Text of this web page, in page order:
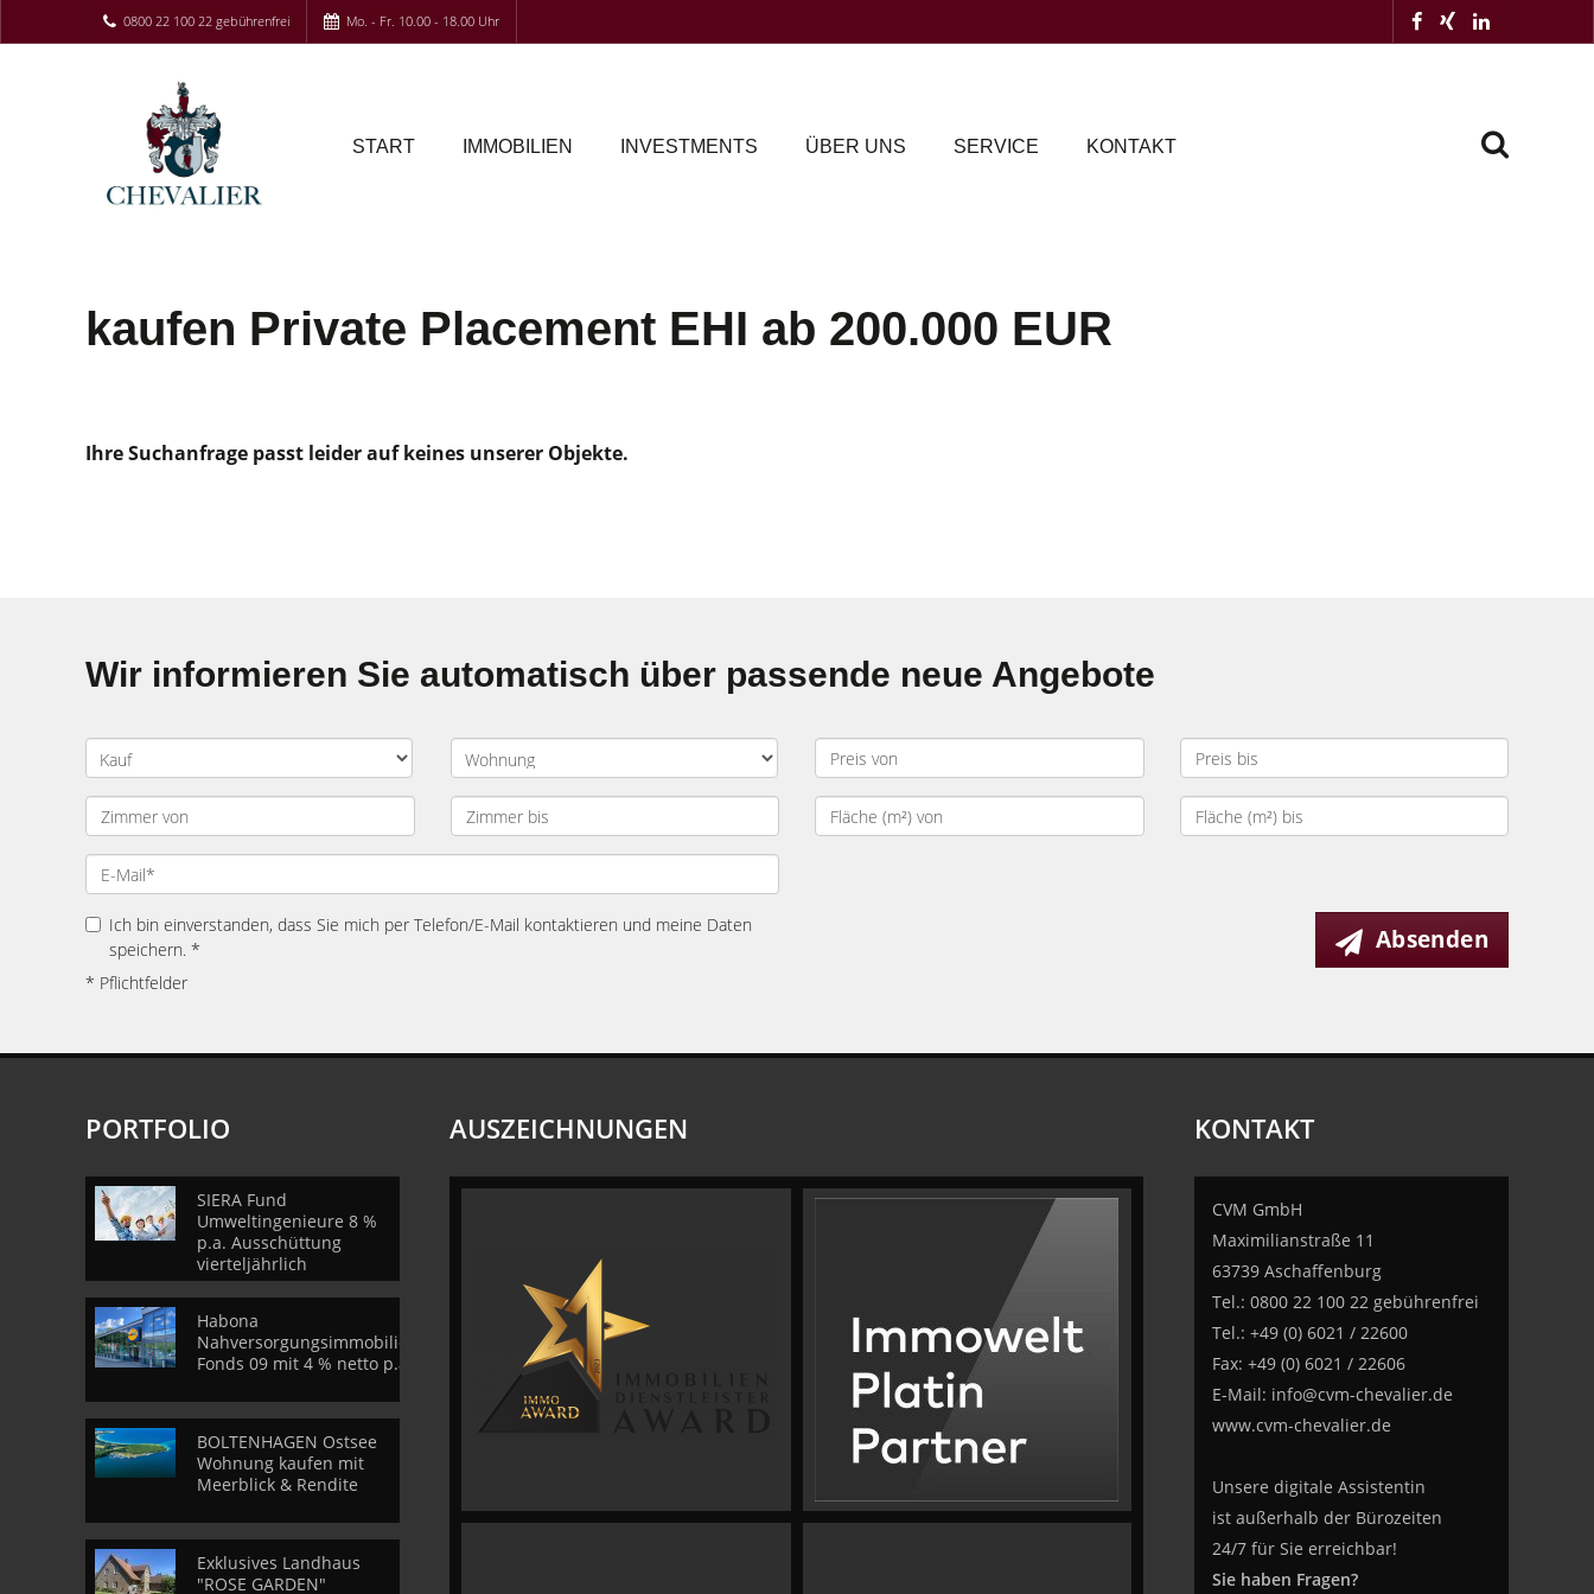
0800 22 100 22 gebührenfrei Mo. - Fr. 10.00 - 18.00 Uhr
START IMMOBILIEN INVESTMENTS ÜBER UNS SERVICE KONTAKT
kaufen Private Placement EHI ab 200.000 EUR
Ihre Suchanfrage passt leider auf keines unserer Objekte.
Wir informieren Sie automatisch über passende neue Angebote
Ich bin einverstanden, dass Sie mich per Telefon/E-Mail kontaktieren und meine Daten
speichern. *
* Pflichtfelder
Absenden
PORTFOLIO
SIERA Fund
Umweltingenieure 8 %
p.a. Ausschüttung
vierteljährlich
Habona
Nahversorgungsimmobilien
Fonds 09 mit 4 % netto p.a.
BOLTENHAGEN Ostsee
Wohnung kaufen mit
Meerblick & Rendite
Exklusives Landhaus
"ROSE GARDEN"
AUSZEICHNUNGEN KONTAKT
CVM GmbH
Maximilianstraße 11
63739 Aschaffenburg
Tel.: 0800 22 100 22 gebührenfrei
Tel.: +49 (0) 6021 / 22600
Fax: +49 (0) 6021 / 22606
E-Mail: info@cvm-chevalier.de
www.cvm-chevalier.de
Unsere digitale Assistentin
ist außerhalb der Bürozeiten
24/7 für Sie erreichbar!
Sie haben Fragen?